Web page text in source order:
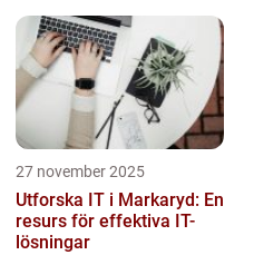
oavsett...
27 november 2025
Utforska IT i Markaryd: En
resurs för effektiva IT-
lösningar